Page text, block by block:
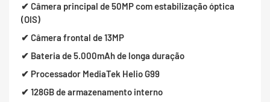
✔ Câmera principal de 50MP com estabilização óptica
(OIS)
✔ Câmera frontal de 13MP
✔ Bateria de 5.000mAh de longa duração
✔ Processador MediaTek Helio G99
✔ 128GB de armazenamento interno